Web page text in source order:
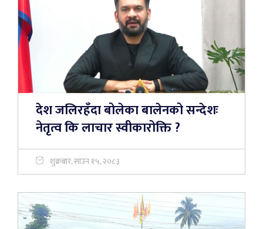
देश जलिरहँदा बोलेका बालेनको सन्देशः
नेतृत्व कि लाचार स्वीकारोक्ति ?
शुक्रबार, साउन १५, २०८३